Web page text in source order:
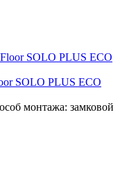
SOLO PLUS ЕСО
монтажа: замковой